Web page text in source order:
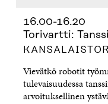
16.00-16.20
Torivartti:
Vievätkö robotit
tulevaisuudessa
arvoituksellinen